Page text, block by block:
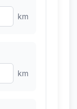
km
km